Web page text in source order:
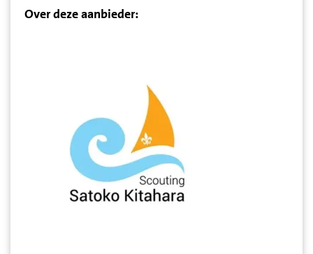
Over deze aanbieder: